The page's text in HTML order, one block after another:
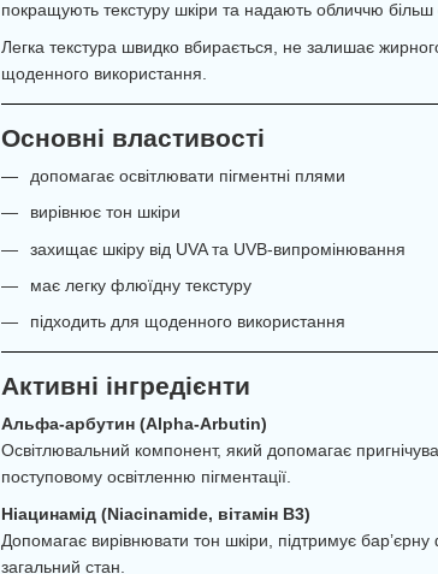
покращують текстуру шкіри та надають обличчю більш
Легка текстура швидко вбирається, не залишає
щоденного використання.
Основні властивості
допомагає освітлювати пігментні плями
вирівнює тон шкіри
захищає шкіру від UVA та UVB-випромінювання
має легку флюїдну текстуру
підходить для щоденного використання
Активні інгредієнти
Альфа-арбутин (Alpha-Arbutin)
Освітлювальний компонент, який допомагає
поступовому освітленню пігментації.
Ніацинамід (Niacinamide, вітамін B3)
Допомагає вирівнювати тон шкіри, підтримує
загальний стан.